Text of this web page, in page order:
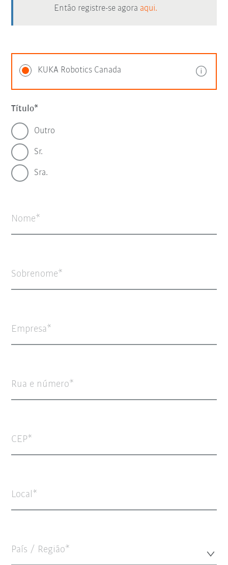
Então registre-se agora aqui.
KUKA Robotics Canada
Título
Outro
Sr.
Sra.
Nome
Sobrenome
Empresa
Rua e número
CEP
Local
País / Região*